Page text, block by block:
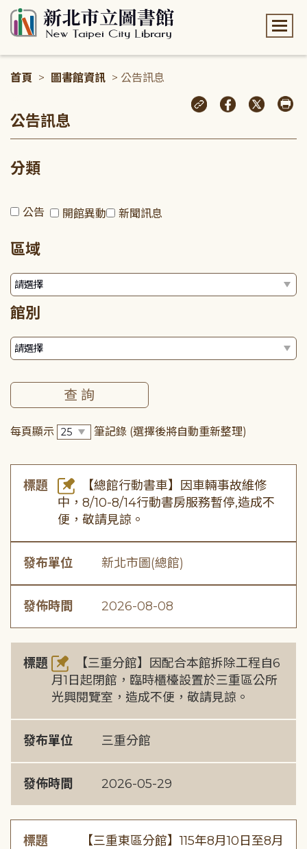
首頁 > 圖書館資訊 > 公告訊息
公告訊息
分類
公告 開館異動 新聞訊息
區域
館別
每頁顯示 筆記錄 (選擇後將自動重新整理)
標題
【總館行動書車】因車輛事故維修
中，8/10-8/14行動書房服務暫停,造成不
便，敬請見諒。
發布單位 新北市圖(總館)
發佈時間 2026-08-08
標題
【三重分館】因配合本館拆除工程自6
月1日起閉館，臨時櫃檯設置於三重區公所
光興閱覽室，造成不便，敬請見諒。
發布單位 三重分館
發佈時間 2026-05-29
標題
【三重東區分館】115年8月10日至8月